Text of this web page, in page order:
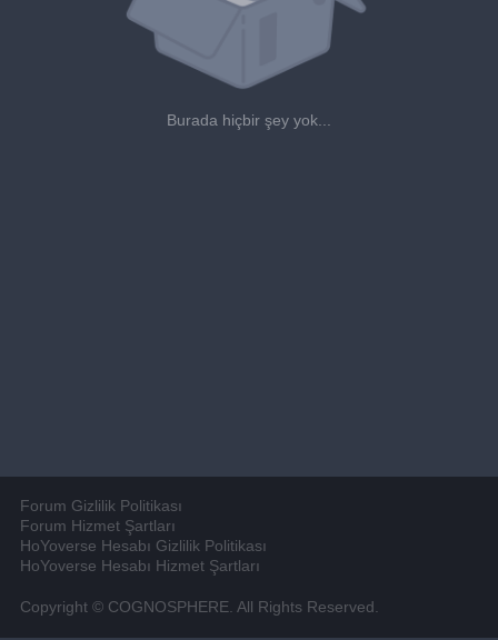
Burada hiçbir şey yok...
Forum Gizlilik Politikası
Forum Hizmet Şartları
HoYoverse Hesabı Gizlilik Politikası
HoYoverse Hesabı Hizmet Şartları
Copyright © COGNOSPHERE. All Rights Reserved.